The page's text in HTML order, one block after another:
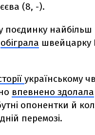
(8, -).
поєдинку
обіграла швейцарку
українському
впевнено здолала
опонентки й
перемозі.